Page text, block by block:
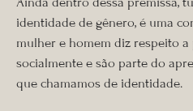
identidade de gênero, é uma
mulher e homem diz respeito
socialmente e são parte do
que chamamos de identidade.